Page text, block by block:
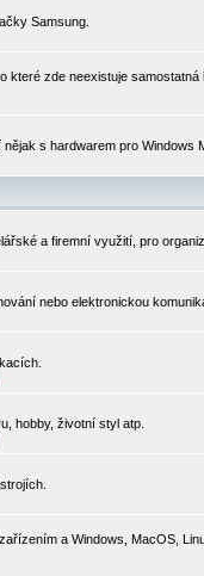
Samsung.
které zde neexistuje
s hardwarem pro Windows
a firemní využití, pro
nebo elektronickou
hobby, životní styl atp.
a Windows, MacOS,